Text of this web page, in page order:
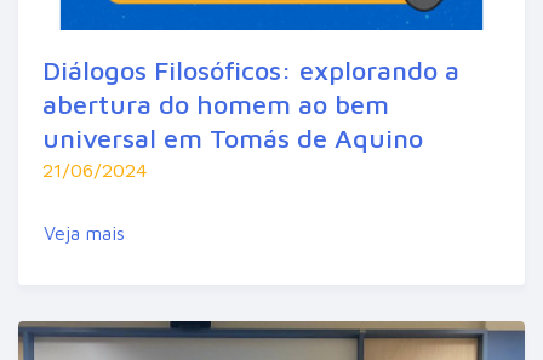
Diálogos Filosóficos: explorando a
abertura do homem ao bem
universal em Tomás de Aquino
21/06/2024
Veja mais